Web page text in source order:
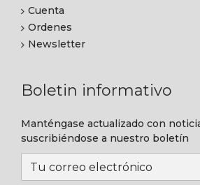
Cuenta
Ordenes
Newsletter
Boletin informativo
Manténgase actualizado con
suscribiéndose a nuestro boletín